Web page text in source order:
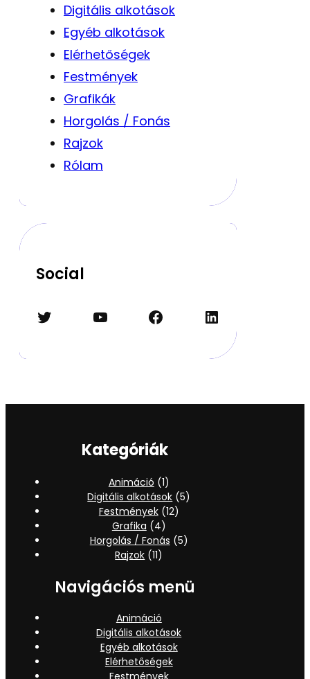
Digitális alkotások
Egyéb alkotások
Elérhetőségek
Festmények
Grafikák
Horgolás / Fonás
Rajzok
Rólam
Social
Twitter YouTube Facebook LinkedIn
Kategóriák
Animáció (1)
Digitális alkotások (5)
Festmények(12)
Grafika (4)
Horgolás / Fonás (5)
Rajzok (11)
Navigációs menü
Animáció
Digitális alkotások
Egyéb alkotások
Elérhetőségek
Festmények